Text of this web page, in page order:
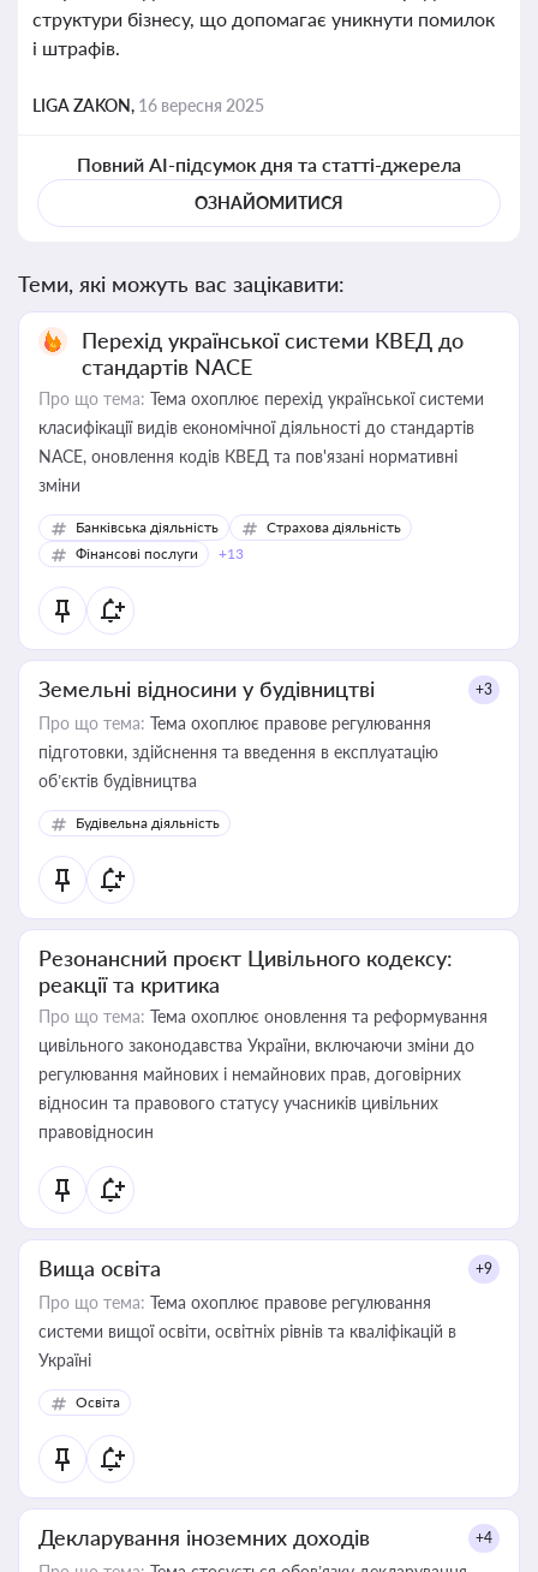
структури бізнесу, що допомагає уникнути помилок
і штрафів.
LIGA ZAKON, 16 вересня 2025
Повний AI-підсумок дня та статті-джерела
ОЗНАЙОМИТИСЯ
Теми, які можуть вас зацікавити:
Перехід української системи КВЕД до
стандартів NACE
Про що тема: Тема охоплює перехід української системи
класифікації видів економічної діяльності до стандартів
NACE, оновлення кодів КВЕД та пов'язані нормативні
зміни
Банківська діяльність
Страхова діяльність
Фінансові послуги
+13
Земельні відносини у будівництві +3
Про що тема: Тема охоплює правове регулювання
підготовки, здійснення та введення в експлуатацію
об’єктів будівництва
Будівельна діяльність
Резонансний проєкт Цивільного кодексу:
реакції та критика
Про що тема: Тема охоплює оновлення та реформування
цивільного законодавства України, включаючи зміни до
регулювання майнових і немайнових прав, договірних
відносин та правового статусу учасників цивільних
правовідносин
Вища освіта +9
Про що тема: Тема охоплює правове регулювання
системи вищої освіти, освітніх рівнів та кваліфікацій в
Україні
Освіта
Декларування іноземних доходів +4